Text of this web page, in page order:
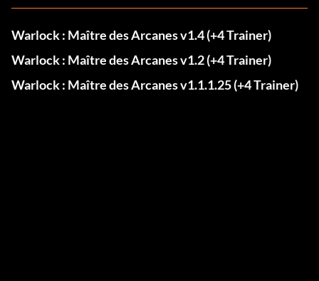
Warlock : Maître des Arcanes v1.4 (+4 Trainer)
Warlock : Maître des Arcanes v1.2 (+4 Trainer)
Warlock : Maître des Arcanes v1.1.1.25 (+4 Trainer)